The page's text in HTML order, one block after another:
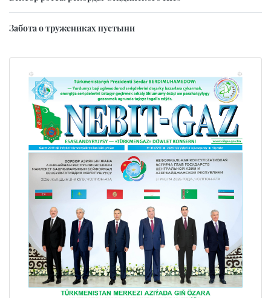
Забота о тружениках пустыни